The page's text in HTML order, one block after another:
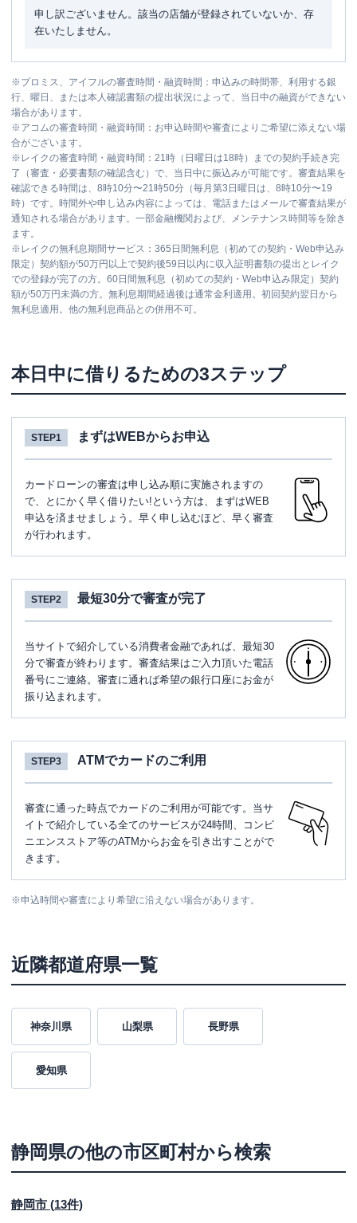
申し訳ございません。該当の店舗が登録されていないか、存
在いたしません。
※プロミス、アイフルの審査時間・融資時間：申込みの時間帯、利用する銀
行、曜日、または本人確認書類の提出状況によって、当日中の融資ができない
場合があります。
※アコムの審査時間・融資時間：お申込時間や審査によりご希望に添えない場
合がございます。
※ レイクの審査時間・融資時間：21時（日曜日は18時）までの契約手続き完
了（審査・必要書類の確認含む）で、当日中に振込みが可能です。審査結果を
確認できる時間は、8時10分〜21時50分（毎月第3日曜日は、8時10分〜19
時）です。時間外や申し込み内容によっては、電話またはメールで審査結果が
通知される場合があります。一部金融機関および、メンテナンス時間等を除き
ます。
※ レイクの無利息期間サービス：365日間無利息（初めての契約・Web申込み
限定）契約額が50万円以上で契約後59日以内に収入証明書類の提出とレイク
での登録が完了の方。60日間無利息（初めての契約・Web申込み限定）契約
額が50万円未満の方。無利息期間経過後は通常金利適用。初回契約翌日から
無利息適用。他の無利息商品との併用不可。
本日中に借りるための3ステップ
STEP1 まずはWEBからお申込
カードローンの審査は申し込み順に実施されますの
で、とにかく早く借りたい!という方は、まずはWEB
申込を済ませましょう。早く申し込むほど、早く審査
が行われます。
STEP2 最短30分で審査が完了
当サイトで紹介している消費者金融であれば、最短30
分で審査が終わります。審査結果はご入力頂いた電話
番号にご連絡。審査に通れば希望の銀行口座にお金が
振り込まれます。
STEP3 ATMでカードのご利用
審査に通った時点でカードのご利用が可能です。当サ
イトで紹介している全てのサービスが24時間、コンビ
ニエンスストア等のATMからお金を引き出すことがで
きます。
※申込時間や審査により希望に沿えない場合があります。
近隣都道府県一覧
神奈川県 山梨県 長野県
愛知県
静岡県の他の市区町村から検索
静岡市 (13件)